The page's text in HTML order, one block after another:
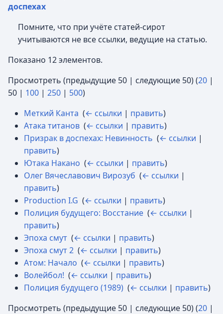
доспехах
Помните, что при учёте статей-сирот
учитываются не все ссылки, ведущие на статью.
Показано 12 элементов.
Просмотреть (предыдущие 50 | следующие 50) (20 |
50 | 100 | 250 | 500)
Меткий Канта (← ссылки | править)
Атака титанов (← ссылки | править)
Призрак в доспехах: Невинность (← ссылки |
править)
Ютака Накано (← ссылки | править)
Олег Вячеславович Вирозуб (← ссылки |
править)
Production I.G (← ссылки | править)
Полиция будущего: Восстание (← ссылки |
править)
Эпоха смут (← ссылки | править)
Эпоха смут 2 (← ссылки | править)
Атом: Начало (← ссылки | править)
Волейбол! (← ссылки | править)
Полиция будущего (1989) (← ссылки | править)
Просмотреть (предыдущие 50 | следующие 50) (20 |